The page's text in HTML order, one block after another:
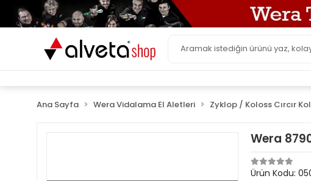
Ana Sayfa Wera Vidalama El Aletleri Zyklop / Koloss Cırcır
Wera
Ürün Kodu: